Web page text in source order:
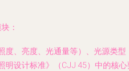
：
度、亮度、光通量等）、光源类
明设计标准》（CJJ 45）中的核